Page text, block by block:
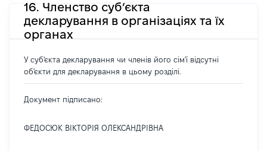
16. Членство суб’єкта
декларування в організаціях та їх
органах
У суб'єкта декларування чи членів його сім'ї відсутні
об'єкти для декларування в цьому розділі.
Документ підписано:
ФЕДОСЮК ВІКТОРІЯ ОЛЕКСАНДРІВНА